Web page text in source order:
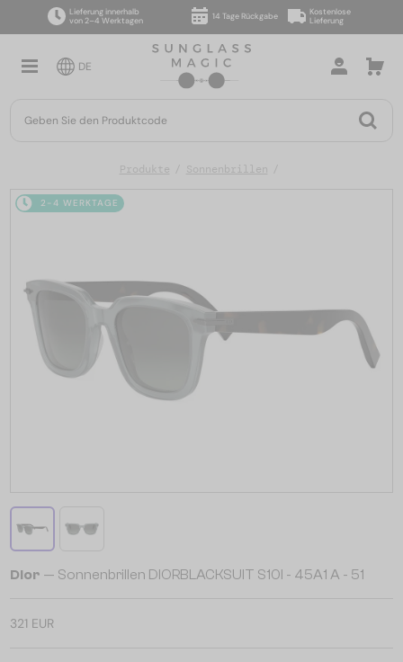
Lieferung innerhalb
von 2–4 Werktagen
14 Tage Rückgabe
Kostenlose
Lieferung
DE
Produkte Sonnenbrillen
2-4 WERKTAGE
Dior — Sonnenbrillen DIORBLACKSUIT S10I - 45A1 A - 51
321 EUR